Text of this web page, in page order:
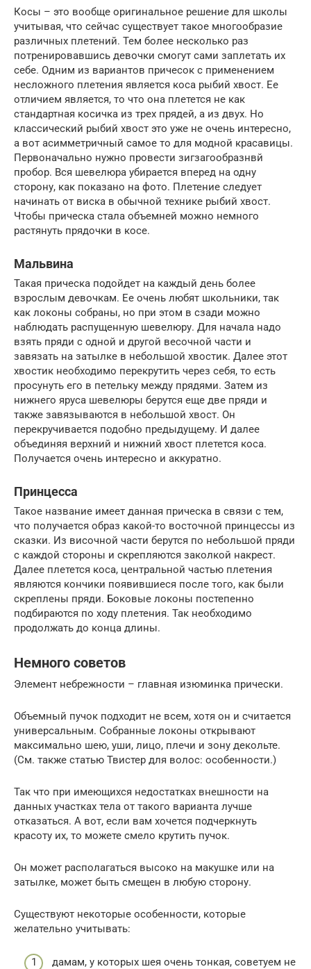
Косы – это вообще оригинальное решение для школы
учитывая, что сейчас существует такое многообразие
различных плетений. Тем более несколько раз
потренировавшись девочки смогут сами заплетать их
себе. Одним из вариантов причесок с применением
несложного плетения является коса рыбий хвост. Ее
отличием является, то что она плетется не как
стандартная косичка из трех прядей, а из двух. Но
классический рыбий хвост это уже не очень интересно,
а вот асимметричный самое то для модной красавицы.
Первоначально нужно провести зигзагообразнвй
пробор. Вся шевелюра убирается вперед на одну
сторону, как показано на фото. Плетение следует
начинать от виска в обычной технике рыбий хвост.
Чтобы прическа стала объемней можно немного
растянуть прядочки в косе.
Мальвина
Такая прическа подойдет на каждый день более
взрослым девочкам. Ее очень любят школьники, так
как локоны собраны, но при этом в сзади можно
наблюдать распущенную шевелюру. Для начала надо
взять пряди с одной и другой весочной части и
завязать на затылке в небольшой хвостик. Далее этот
хвостик необходимо перекрутить через себя, то есть
просунуть его в петельку между прядями. Затем из
нижнего яруса шевелюры берутся еще две пряди и
также завязываются в небольшой хвост. Он
перекручивается подобно предыдущему. И далее
объединяя верхний и нижний хвост плетется коса.
Получается очень интересно и аккуратно.
Принцесса
Такое название имеет данная прическа в связи с тем,
что получается образ какой-то восточной принцессы из
сказки. Из височной части берутся по небольшой пряди
с каждой стороны и скрепляются заколкой накрест.
Далее плетется коса, центральной частью плетения
являются кончики появившиеся после того, как были
скреплены пряди. Боковые локоны постепенно
подбираются по ходу плетения. Так необходимо
продолжать до конца длины.
Немного советов
Элемент небрежности – главная изюминка прически.
Объемный пучок подходит не всем, хотя он и считается
универсальным. Собранные локоны открывают
максимально шею, уши, лицо, плечи и зону декольте.
(См. также статью Твистер для волос: особенности.)
Так что при имеющихся недостатках внешности на
данных участках тела от такого варианта лучше
отказаться. А вот, если вам хочется подчеркнуть
красоту их, то можете смело крутить пучок.
Он может располагаться высоко на макушке или на
затылке, может быть смещен в любую сторону.
Существуют некоторые особенности, которые
желательно учитывать:
дамам, у которых шея очень тонкая, советуем не